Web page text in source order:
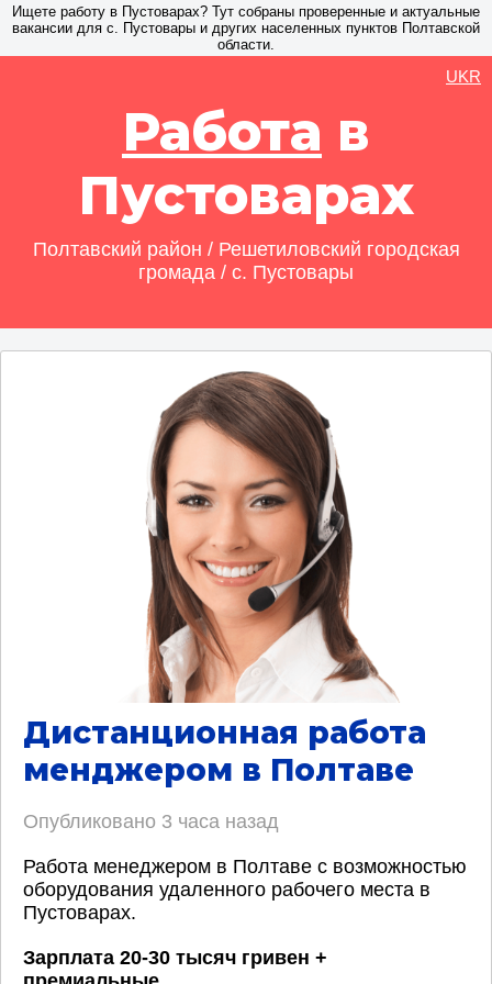
Ищете работу в Пустоварах? Тут собраны проверенные и актуальные
вакансии для с. Пустовары и других населенных пунктов Полтавской
области.
Работа в
Пустоварах
Полтавский район / Решетиловский городская
громада / с. Пустовары
UKR
Дистанционная работа
менджером в Полтаве
Опубликовано 3 часа назад
Работа менеджером в Полтаве с возможностью
оборудования удаленного рабочего места в
Пустоварах.
Зарплата 20-30 тысяч гривен +